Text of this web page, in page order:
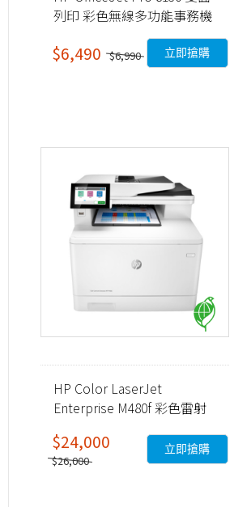
列印 彩色無線多功能事務機
$6,490 $6,990 立即搶購
HP Color LaserJet
Enterprise M480f 彩色雷射
$24,000
$26,000
立即搶購